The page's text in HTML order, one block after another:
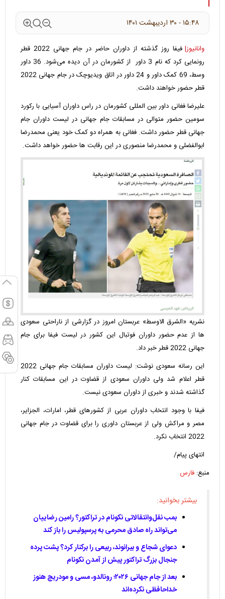
۱۵:۴۸ - ۳۰ ارديبهشت ۱۴۰۱
وانانیوز|
فیفا روز گذشته از داوران حاضر در جام جهانی 2022 قطر
رونمایی کرد که نام 3 داور از کشورمان در آن دیده می‌شود. 36 داور
وسط، 69 کمک داور و 24 داور در اتاق ویدیوچک در جام جهانی 2022
قطر حضور خواهند داشت.
علیرضا فغانی داور بین المللی کشورمان در راس داوران آسیایی با رکورد
سومین حضور متوالی در مسابقات جام جهانی در لیست داوران جام
جهانی قطر حضور داشت. فغانی به همراه دو کمک خود یعنی محمدرضا
ابوالفضلی و محمدرضا منصوری در این رقابت ها حضور خواهد داشت.
نشریه «الشرق الاوسط» عربستان امروز در گزارشی از ناراحتی سعودی
ها از عدم حضور داوران فوتبال این کشور در لیست فیفا برای جام
جهانی 2022 قطر خبر داد.
این رسانه سعودی نوشت: لیست داوران مسابقات جام جهانی 2022
قطر اعلام شد ولی داوران سعودی از قضاوت در این مسابقات کنار
گذاشته شدند و خبری از داوران سعودی نیست.
فیفا با وجود انتخاب داوران عربی از کشورهای قطر، امارات، الجزایر،
مصر و مراکش ولی از عربستان داوری را برای قضاوت در جام جهانی
2022 انتخاب نکرد.
انتهای پیام/
منبع: فارس
بیشتر بخوانید:
بمب نقل‌وانتقالاتی نکونام در تراکتور؟ رامین رضاییان
می‌تواند راه صادق محرمی به پرسپولیس را باز کند
دعوای شجاع و بیرانوند، ربیعی را برکنار کرد؟ پشت پرده
جنجال بزرگ تراکتور پیش از آمدن نکونام
بعد از جام جهانی ۲۰۲۶؛ رونالدو، مسی و مودریچ هنوز
خداحافظی نکرده‌اند